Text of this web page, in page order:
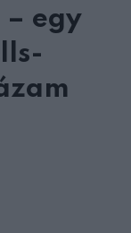
– egy